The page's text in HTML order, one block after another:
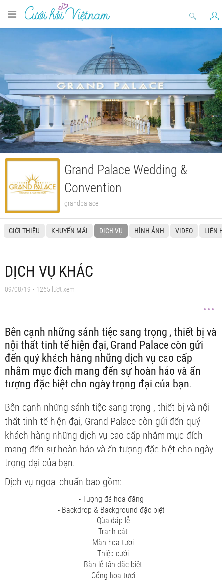
Grand Palace Wedding &
Convention
grandpalace
GIỚI THIỆU KHUYẾN MÃI DỊCH VỤ HÌNH ẢNH VIDEO LIÊN
DỊCH VỤ KHÁC
09/08/19 • 1265 lượt xem
Bên cạnh những sảnh tiệc sang trọng , thiết bị và
nội thất tinh tế hiện đại, Grand Palace còn gửi
đến quý khách hàng những dịch vụ cao cấp
nhằm mục đích mang đến sự hoàn hảo và ấn
tượng đặc biệt cho ngày trọng đại của bạn.
Bên cạnh những sảnh tiệc sang trọng , thiết bị và nội
thất tinh tế hiện đại, Grand Palace còn gửi đến quý
khách hàng những dịch vụ cao cấp nhằm mục đích
mang đến sự hoàn hảo và ấn tượng đặc biệt cho ngày
trọng đại của bạn.
Dịch vụ ngoại chuẩn bao gồm:
- Tượng đá hoa đăng
- Backdrop & Background đặc biệt
- Qùa đáp lễ
- Tranh cát
- Màn hoa tươi
- Thiệp cưới
- Bàn lễ tân đặc biệt
- Cổng hoa tươi